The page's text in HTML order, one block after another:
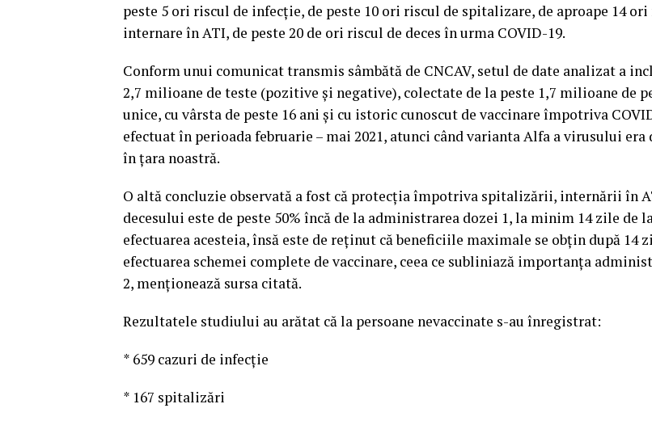
peste 5 ori riscul de infecţie, de peste 10 ori riscul de spitalizare, de aproape 14
internare în ATI, de peste 20 de ori riscul de deces în urma COVID-19.
Conform unui comunicat transmis sâmbătă de CNCAV, setul de date analizat a
2,7 milioane de teste (pozitive şi negative), colectate de la peste 1,7 milioane de
unice, cu vârsta de peste 16 ani şi cu istoric cunoscut de vaccinare împotriva
efectuat în perioada februarie – mai 2021, atunci când varianta Alfa a virusului
în ţara noastră.
O altă concluzie observată a fost că protecţia împotriva spitalizării, internării în
decesului este de peste 50% încă de la administrarea dozei 1, la minim 14 zile de
efectuarea acesteia, însă este de reţinut că beneficiile maximale se obţin după 14
efectuarea schemei complete de vaccinare, ceea ce subliniază importanţa
2, menţionează sursa citată.
Rezultatele studiului au arătat că la persoane nevaccinate s-au înregistrat:
* 659 cazuri de infecţie
* 167 spitalizări